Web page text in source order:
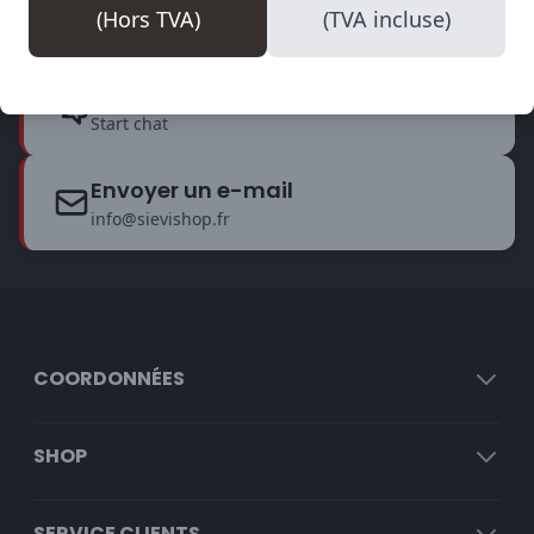
(Hors TVA) (TVA incluse)
+32 14 18 69 08
Start chat
Envoyer un e-mail
info@sievishop.fr
COORDONNÉES
SHOP